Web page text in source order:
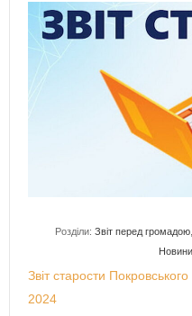
Розділи: Звіт перед громадою
Новини
Звіт старости
2024